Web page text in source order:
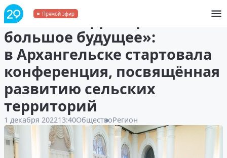
Прямой эфир
«Малым территориям —
большое будущее»:
в Архангельске стартовала
конференция, посвящённая
развитию сельских
территорий
1 декабря 202213:40ОбществоРегион